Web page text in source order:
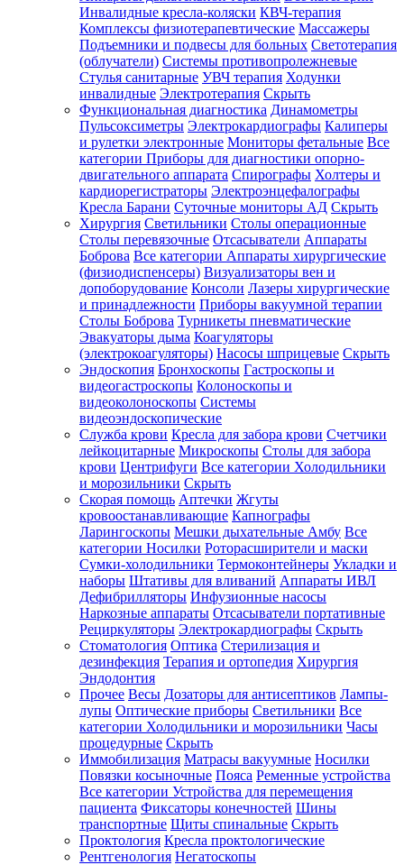
Инвалидные кресла-коляски КВЧ-терапия
Комплексы физиотерапевтические Массажеры
Подъемники и подвесы для больных Светотерапия
(облучатели) Системы противопролежневые
Стулья санитарные УВЧ терапия Ходунки
инвалидные Электротерапия Скрыть
Функциональная диагностика Динамометры
Пульсоксиметры Электрокардиографы Калиперы
и рулетки электронные Мониторы фетальные Все
категории Приборы для диагностики опорно-
двигательного аппарата Спирографы Холтеры и
кардиорегистраторы Электроэнцефалографы
Кресла Барани Суточные мониторы АД Скрыть
Хирургия Светильники Столы операционные
Столы перевязочные Отсасыватели Аппараты
Боброва Все категории Аппараты хирургические
(физиодиспенсеры) Визуализаторы вен и
допоборудование Консоли Лазеры хирургические
и принадлежности Приборы вакуумной терапии
Столы Боброва Турникеты пневматические
Эвакуаторы дыма Коагуляторы
(электрокоагуляторы) Насосы шприцевые Скрыть
Эндоскопия Бронхоскопы Гастроскопы и
видеогастроскопы Колоноскопы и
видеоколоноскопы Системы
видеоэндоскопические
Служба крови Кресла для забора крови Счетчики
лейкоцитарные Микроскопы Столы для забора
крови Центрифуги Все категории Холодильники
и морозильники Скрыть
Скорая помощь Аптечки Жгуты
кровоостанавливающие Капнографы
Ларингоскопы Мешки дыхательные Амбу Все
категории Носилки Роторасширители и маски
Сумки-холодильники Термоконтейнеры Укладки и
наборы Штативы для вливаний Аппараты ИВЛ
Дефибрилляторы Инфузионные насосы
Наркозные аппараты Отсасыватели портативные
Рециркуляторы Электрокардиографы Скрыть
Стоматология Оптика Стерилизация и
дезинфекция Терапия и ортопедия Хирургия
Эндодонтия
Прочее Весы Дозаторы для антисептиков Лампы-
лупы Оптические приборы Светильники Все
категории Холодильники и морозильники Часы
процедурные Скрыть
Иммобилизация Матрасы вакуумные Носилки
Повязки косыночные Пояса Ременные устройства
Все категории Устройства для перемещения
пациента Фиксаторы конечностей Шины
транспортные Щиты спинальные Скрыть
Проктология Кресла проктологические
Рентгенология Негатоскопы